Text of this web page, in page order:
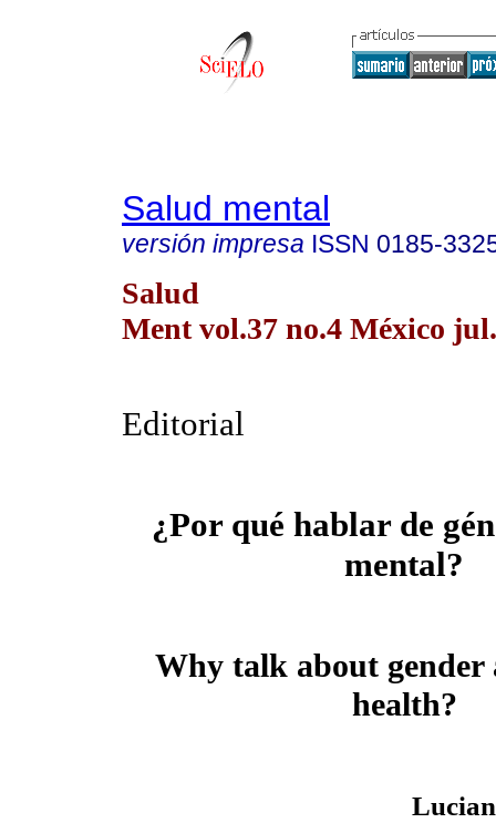
Salud mental
versión impresa ISSN 0185-
Salud
Ment vol.37 no.4 México
Editorial
¿Por qué hablar de
mental?
Why talk about gender
health?